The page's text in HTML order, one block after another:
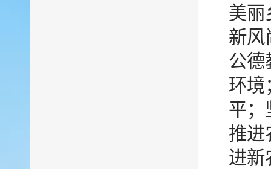
美丽
新风
公德
环境
平；
推进
进新